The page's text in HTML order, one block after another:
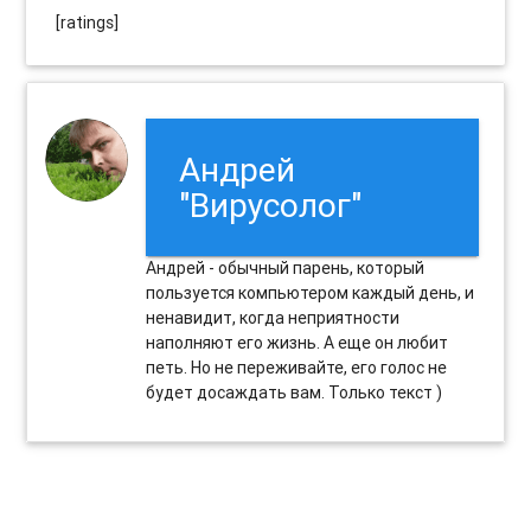
[ratings]
Андрей
"Вирусолог"
Андрей - обычный парень, который
пользуется компьютером каждый день, и
ненавидит, когда неприятности
наполняют его жизнь. А еще он любит
петь. Но не переживайте, его голос не
будет досаждать вам. Только текст )